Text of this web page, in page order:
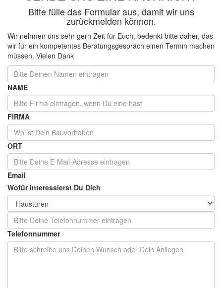
Bitte fülle das Formular aus, damit wir uns
zurückmelden können.
Wir nehmen uns sehr gern Zeit für Euch, bedenkt bitte daher, das
wir für ein kompetentes Beratungsgespräch einen Termin machen
müssen. Vielen Dank
NAME
FIRMA
ORT
Email
Wofür interessierst Du Dich
Telefonnummer